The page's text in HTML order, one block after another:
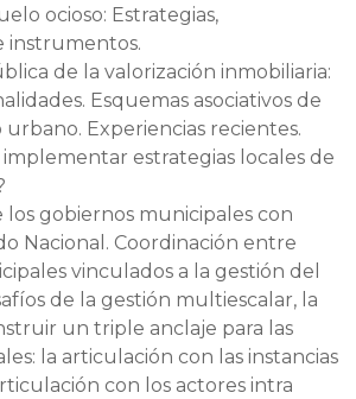
ocioso: Estrategias,
instrumentos.
de la valorización inmobiliaria:
Esquemas asociativos de
Experiencias recientes.
implementar estrategias locales de
los gobiernos municipales con
Nacional. Coordinación entre
vinculados a la gestión del
de la gestión multiescalar, la
un triple anclaje para las
la articulación con las instancias
con los actores intra